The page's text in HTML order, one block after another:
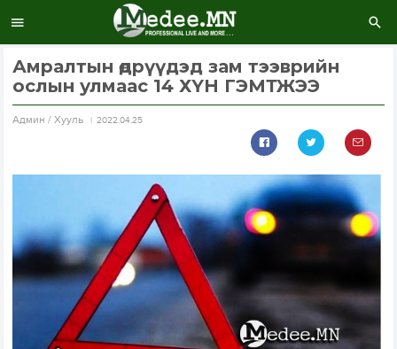
Амралтын өдрүүдэд зам тээврийн
ослын улмаас 14 ХҮН ГЭМТЖЭЭ
Aдмин / Хууль 2022.04.25